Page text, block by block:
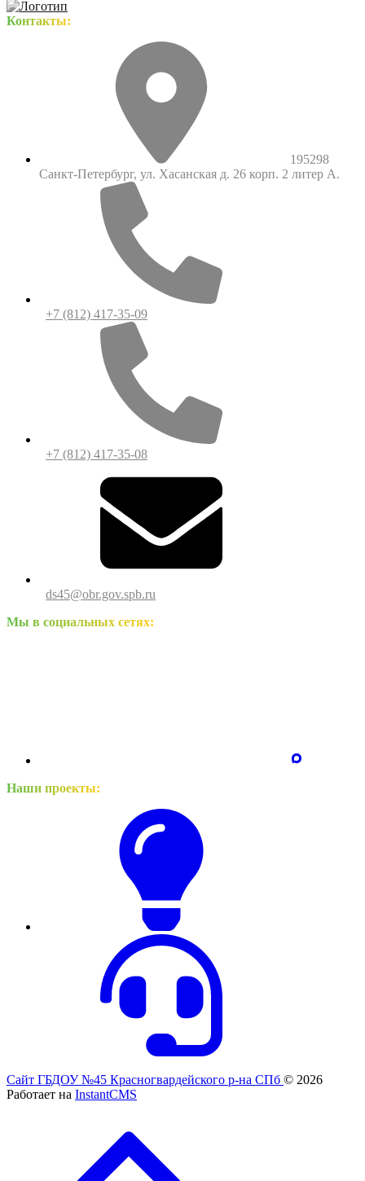
Контакты:
195298
Санкт-Петербург, ул. Хасанская д. 26 корп. 2 литер А.
+7 (812) 417-35-09
+7 (812) 417-35-08
ds45@obr.gov.spb.ru
Мы в социальных сетях:
Наши проекты:
Сайт ГБДОУ №45 Красногвардейского р-на СПб © 2026
Работает на InstantCMS